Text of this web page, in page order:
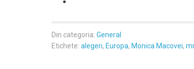
Din categoria: General
Etichete: alegeri, Europa, Monica Macovei,